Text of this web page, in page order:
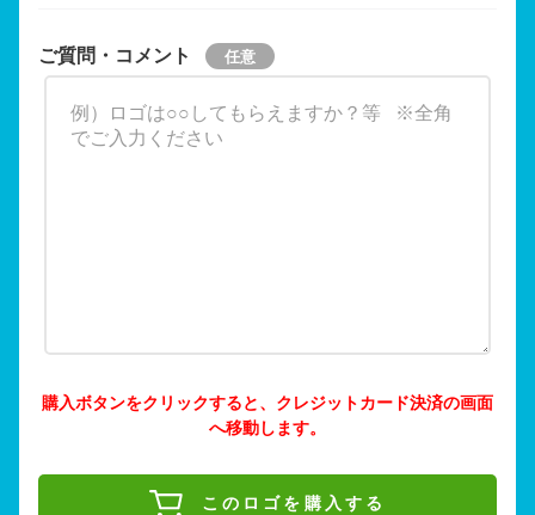
ご質問・コメント
購入ボタンをクリックすると、クレジットカード決済の画面
へ移動します。
このロゴを購入する